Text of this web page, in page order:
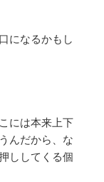
になるかもし
には本来上下
んだから、な
ししてくる個